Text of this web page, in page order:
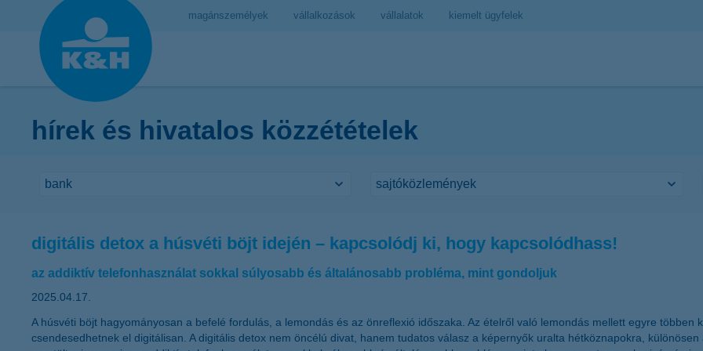
magánszemélyek vállalkozások vállalatok kiemelt ügyfelek
hírek és hivatalos közzétételek
digitális detox a húsvéti böjt idején – kapcsolódj ki, hogy kapcsolódhass!
az addiktív telefonhasználat sokkal súlyosabb és általánosabb probléma, mint gondoljuk
2025.04.17.
A húsvéti böjt hagyományosan a befelé fordulás, a lemondás és az önreflexió időszaka. Az ételről való lemondás mellett egyre
csendesedhetnek el digitálisan. A digitális detox nem öncélú divat, hanem tudatos válasz a képernyők uralta hétköznapokra,